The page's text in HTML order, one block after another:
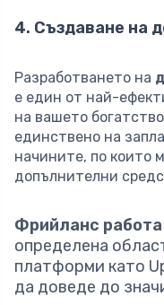
4. Създаване на
Разработването на
е един от най-
на вашето
единствено на
начините, по които
допълнителни
Фрийланс работа
определена
платформи като
да доведе до